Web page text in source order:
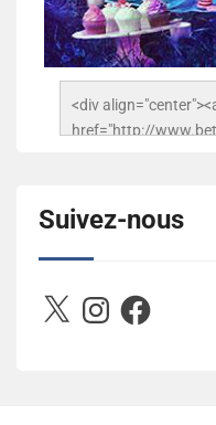
<div
href="http://
503716673157532-
alt="Between D&R"
</div>
Suivez-nous
X InstagramFacebook